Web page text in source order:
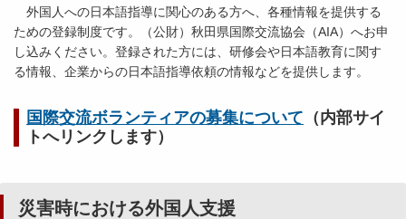
外国人への日本語指導に関心のある方へ、各種情報を提供する
ための登録制度です。（公財）秋田県国際交流協会（AIA）へお申
し込みください。登録された方には、研修会や日本語教育に関す
る情報、企業からの日本語指導依頼の情報などを提供します。
国際交流ボランティアの募集について （内部サイ
トへリンクします）
災害時における外国人支援